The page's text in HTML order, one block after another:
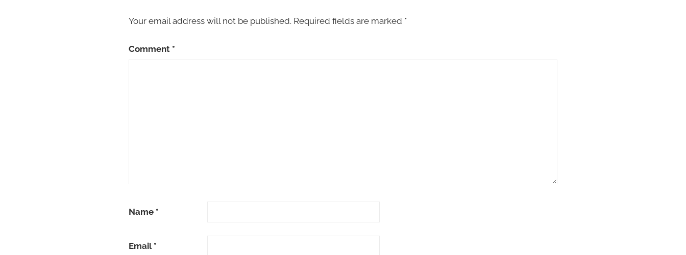
Your email address will not be published. Required fields are marked *
Comment *
Name *
Email *